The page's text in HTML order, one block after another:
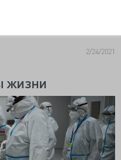
2/24/2021
жизни